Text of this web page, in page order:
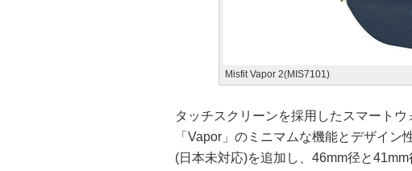
Misfit Vapor 2(MIS7101)
タッチスクリーンを採用したスマート
「Vapor」のミニマムな機能とデザイ
(日本未対応)を追加し、46mm径と